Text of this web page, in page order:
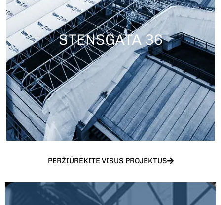
STENSGATA 36
PERŽIŪRĖKITE VISUS PROJEKTUS